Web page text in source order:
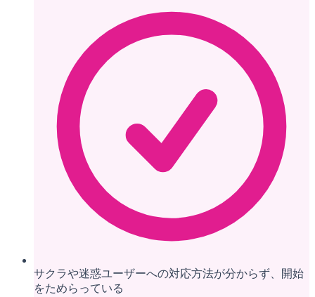
サクラや迷惑ユーザーへの対応方法が分からず、開始
をためらっている